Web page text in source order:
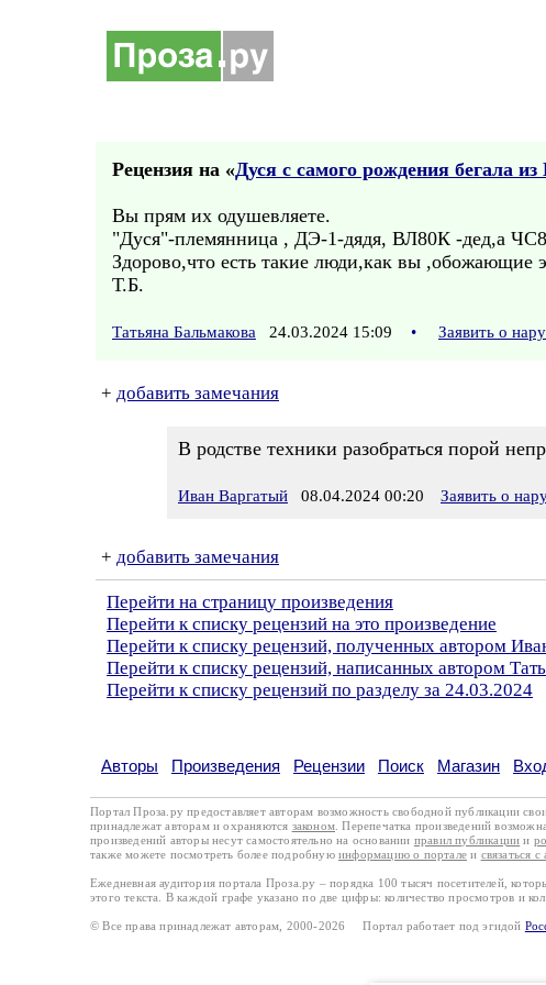
Рецензия на «Дуся с самого рождения бегала из
Вы прям их одушевляете.
"Дуся"-племянница , ДЭ-1-дядя, ВЛ80К -дед,а
Здорово,что есть такие люди,как вы
Т.Б.
Татьяна Бальмакова 24.03.2024 15:09 • Заявить о
+ добавить замечания
В родстве техники разобраться порой
Иван Варгатый 08.04.2024 00:20 Заявить о
+ добавить замечания
Перейти на страницу произведения
Перейти к списку рецензий на это произведение
Перейти к списку рецензий, полученных автором
Перейти к списку рецензий, написанных автором
Перейти к списку рецензий по разделу за 24.03.2024
Авторы Произведения Рецензии Поиск Магазин
Портал Проза.ру предоставляет авторам возможность свободной публикации
принадлежат авторам и охраняются законом . Перепечатка произведений
произведений авторы несут самостоятельно на основании правил публикации и
также можете посмотреть более подробную информацию о портале и связаться
Ежедневная аудитория портала Проза.ру – порядка 100 тысяч посетителей,
этого текста. В каждой графе указано по две цифры: количество просмотров и
© Все права принадлежат авторам, 2000-2026 Портал работает под эгидой